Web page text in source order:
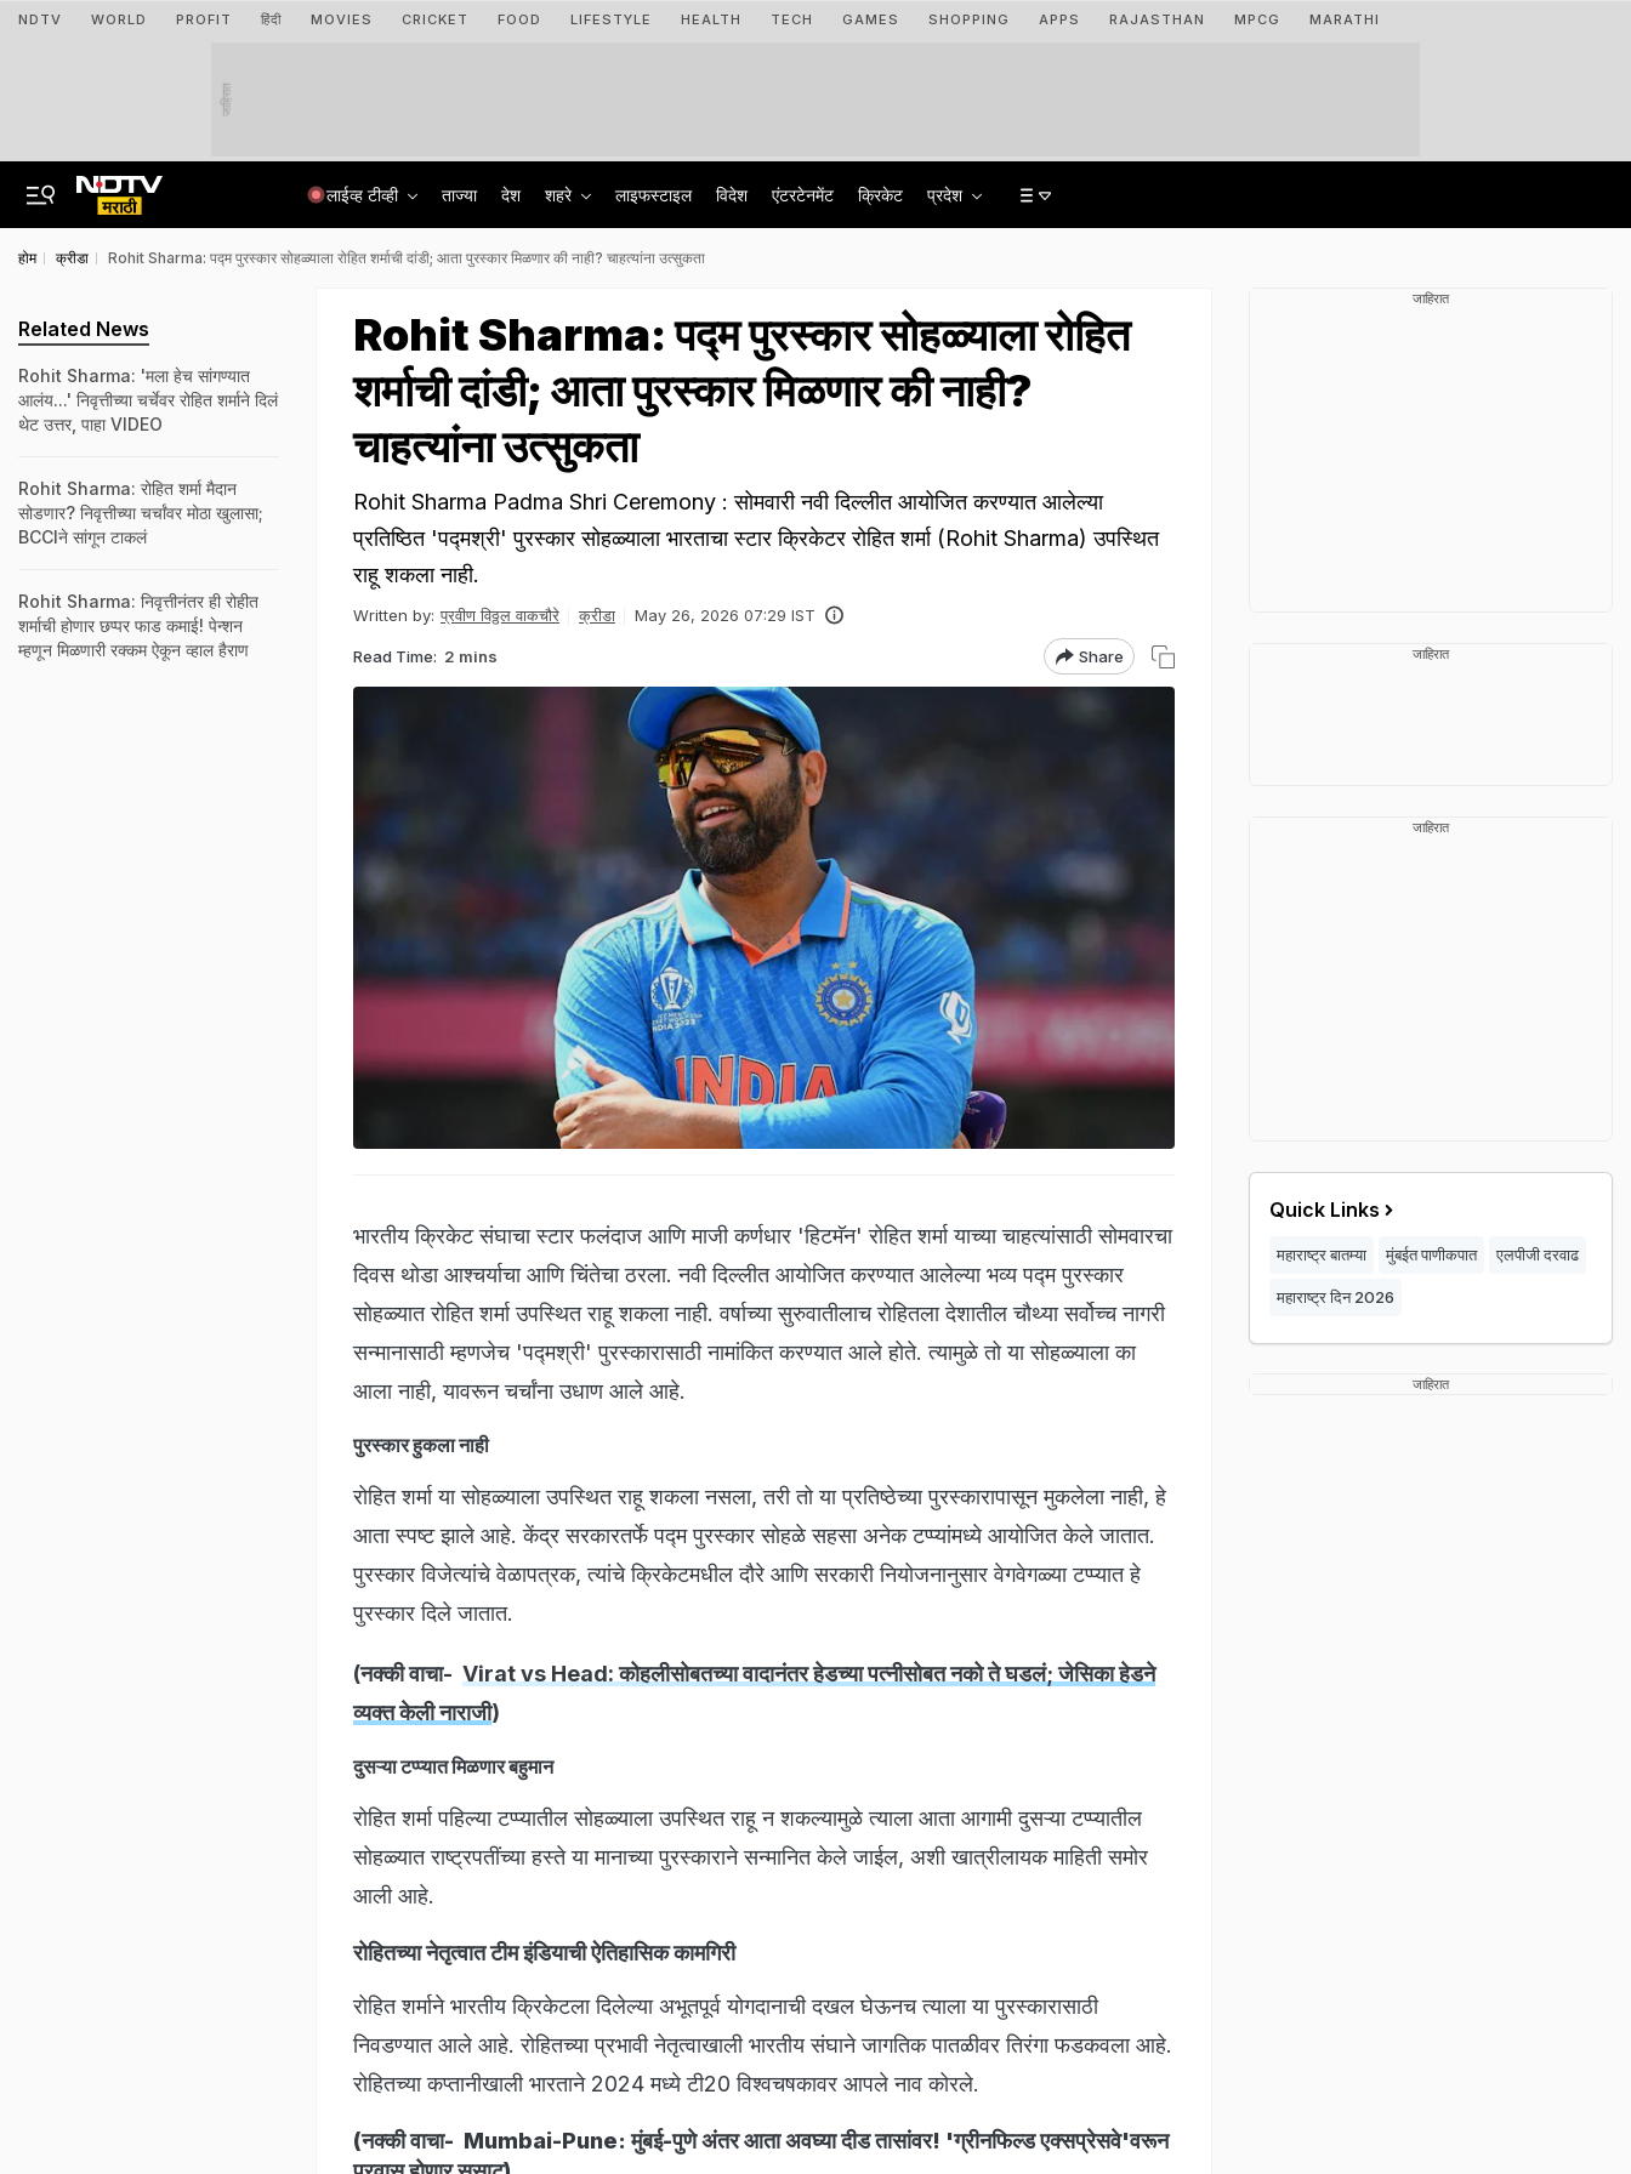
NDTV WORLD PROFIT हिंदी MOVIES CRICKET FOOD LIFESTYLE HEALTH TECH GAMES SHOPPING APPS RAJASTHAN MPCG MARATHI
जाहिरात
लाईव्ह टीव्ही ताज्या देश शहरे लाइफस्टाइल विदेश एंटरटेनमेंट क्रिकेट प्रदेश
होम क्रीडा Rohit Sharma: पद्म पुरस्कार सोहळ्याला रोहित शर्माची दांडी; आता पुरस्कार मिळणार की नाही? चाहत्यांना उत्सुकता
Rohit Sharma: पद्म पुरस्कार सोहळ्याला रोहित
शर्माची दांडी; आता पुरस्कार मिळणार की नाही?
चाहत्यांना उत्सुकता
Rohit Sharma Padma Shri Ceremony : सोमवारी नवी दिल्लीत आयोजित करण्यात आलेल्या
प्रतिष्ठित 'पद्मश्री' पुरस्कार सोहळ्याला भारताचा स्टार क्रिकेटर रोहित शर्मा (Rohit Sharma) उपस्थित
राहू शकला नाही.
Written by: प्रवीण विठ्ठल वाकचौरे क्रीडा May 26, 2026 07:29 IST
Read Time: 2 mins Share
भारतीय क्रिकेट संघाचा स्टार फलंदाज आणि माजी कर्णधार 'हिटमॅन' रोहित शर्मा याच्या चाहत्यांसाठी सोमवारचा
दिवस थोडा आश्चर्याचा आणि चिंतेचा ठरला. नवी दिल्लीत आयोजित करण्यात आलेल्या भव्य पद्म पुरस्कार
सोहळ्यात रोहित शर्मा उपस्थित राहू शकला नाही. वर्षाच्या सुरुवातीलाच रोहितला देशातील चौथ्या सर्वोच्च नागरी
सन्मानासाठी म्हणजेच 'पद्मश्री' पुरस्कारासाठी नामांकित करण्यात आले होते. त्यामुळे तो या सोहळ्याला का
आला नाही, यावरून चर्चांना उधाण आले आहे.
पुरस्कार हुकला नाही
रोहित शर्मा या सोहळ्याला उपस्थित राहू शकला नसला, तरी तो या प्रतिष्ठेच्या पुरस्कारापासून मुकलेला नाही, हे
आता स्पष्ट झाले आहे. केंद्र सरकारतर्फे पद्म पुरस्कार सोहळे सहसा अनेक टप्प्यांमध्ये आयोजित केले जातात.
पुरस्कार विजेत्यांचे वेळापत्रक, त्यांचे क्रिकेटमधील दौरे आणि सरकारी नियोजनानुसार वेगवेगळ्या टप्प्यात हे
पुरस्कार दिले जातात.
(नक्की वाचा- Virat vs Head: कोहलीसोबतच्या वादानंतर हेडच्या पत्नीसोबत नको ते घडलं; जेसिका हेडने
व्यक्त केली नाराजी)
दुसऱ्या टप्प्यात मिळणार बहुमान
रोहित शर्मा पहिल्या टप्प्यातील सोहळ्याला उपस्थित राहू न शकल्यामुळे त्याला आता आगामी दुसऱ्या टप्प्यातील
सोहळ्यात राष्ट्रपतींच्या हस्ते या मानाच्या पुरस्काराने सन्मानित केले जाईल, अशी खात्रीलायक माहिती समोर
आली आहे.
रोहितच्या नेतृत्वात टीम इंडियाची ऐतिहासिक कामगिरी
रोहित शर्माने भारतीय क्रिकेटला दिलेल्या अभूतपूर्व योगदानाची दखल घेऊनच त्याला या पुरस्कारासाठी
निवडण्यात आले आहे. रोहितच्या प्रभावी नेतृत्वाखाली भारतीय संघाने जागतिक पातळीवर तिरंगा फडकवला आहे.
रोहितच्या कप्तानीखाली भारताने 2024 मध्ये टी20 विश्वचषकावर आपले नाव कोरले.
(नक्की वाचा- Mumbai-Pune: मुंबई-पुणे अंतर आता अवघ्या दीड तासांवर! 'ग्रीनफिल्ड एक्सप्रेसवे'वरून
Related News
Rohit Sharma: 'मला हेच सांगण्यात
आलंय...' निवृत्तीच्या चर्चेवर रोहित शर्माने दिलं
थेट उत्तर, पाहा VIDEO
Rohit Sharma: रोहित शर्मा मैदान
सोडणार? निवृत्तीच्या चर्चांवर मोठा खुलासा;
BCCIने सांगून टाकलं
Rohit Sharma: निवृत्तीनंतर ही रोहीत
शर्माची होणार छप्पर फाड कमाई! पेन्शन
म्हणून मिळणारी रक्कम ऐकून व्हाल हैराण
जाहिरात
जाहिरात
जाहिरात
Quick Links
महाराष्ट्र बातम्या मुंबईत पाणीकपात एलपीजी दरवाढ
महाराष्ट्र दिन 2026
जाहिरात